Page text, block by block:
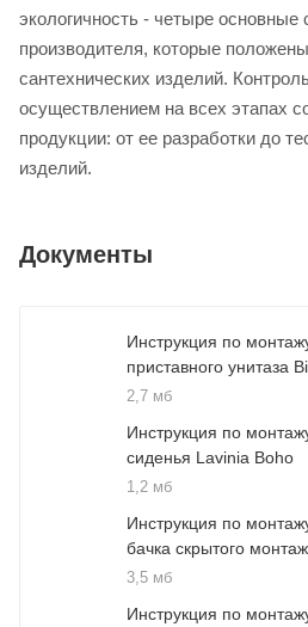
экологичность - четыре
производителя, которые
сантехнических изделий.
осуществлением на всех этапах
продукции: от ее разработки до
изделий.
Документы
Инструкция по
приставного унитаза
2,7 мб
Инструкция по
сиденья Lavinia Boho
1,2 мб
Инструкция по
бачка скрытого
3,5 мб
Инструкция по